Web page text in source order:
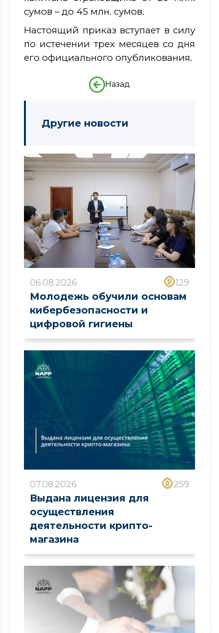
сумов – до 45 млн. сумов.
Настоящий приказ вступает в силу
по истечении трех месяцев со дня
его официального опубликования.
Назад
Другие новости
06.08.2026 129
Молодежь обучили основам
кибербезопасности и
цифровой гигиены
07.08.2026 259
Выдана лицензия для
осуществления
деятельности крипто-
магазина